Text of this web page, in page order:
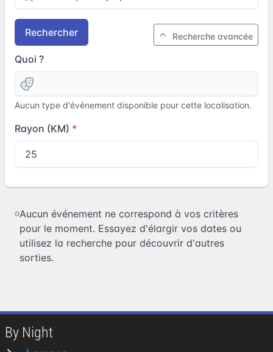
Rechercher Recherche avancée
Quoi ?
Aucun type d'événement disponible pour cette localisation.
Rayon (KM)
Aucun événement ne correspond à vos critères
pour le moment. Essayez d'élargir vos dates ou
utilisez la recherche pour découvrir d'autres
sorties.
By Night